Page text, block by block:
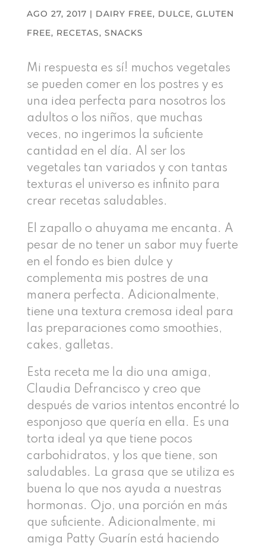
AGO 27, 2017 | DAIRY FREE, DULCE, GLUTEN
FREE, RECETAS, SNACKS
Mi respuesta es sí! muchos vegetales
se pueden comer en los postres y es
una idea perfecta para nosotros los
adultos o los niños, que muchas
veces, no ingerimos la suficiente
cantidad en el día. Al ser los
vegetales tan variados y con tantas
texturas el universo es infinito para
crear recetas saludables.
El zapallo o ahuyama me encanta. A
pesar de no tener un sabor muy fuerte
en el fondo es bien dulce y
complementa mis postres de una
manera perfecta. Adicionalmente,
tiene una textura cremosa ideal para
las preparaciones como smoothies,
cakes, galletas.
Esta receta me la dio una amiga,
Claudia Defrancisco y creo que
después de varios intentos encontré lo
esponjoso que quería en ella. Es una
torta ideal ya que tiene pocos
carbohidratos, y los que tiene, son
saludables. La grasa que se utiliza es
buena lo que nos ayuda a nuestras
hormonas. Ojo, una porción en más
que suficiente. Adicionalmente, mi
amiga Patty Guarín está haciendo